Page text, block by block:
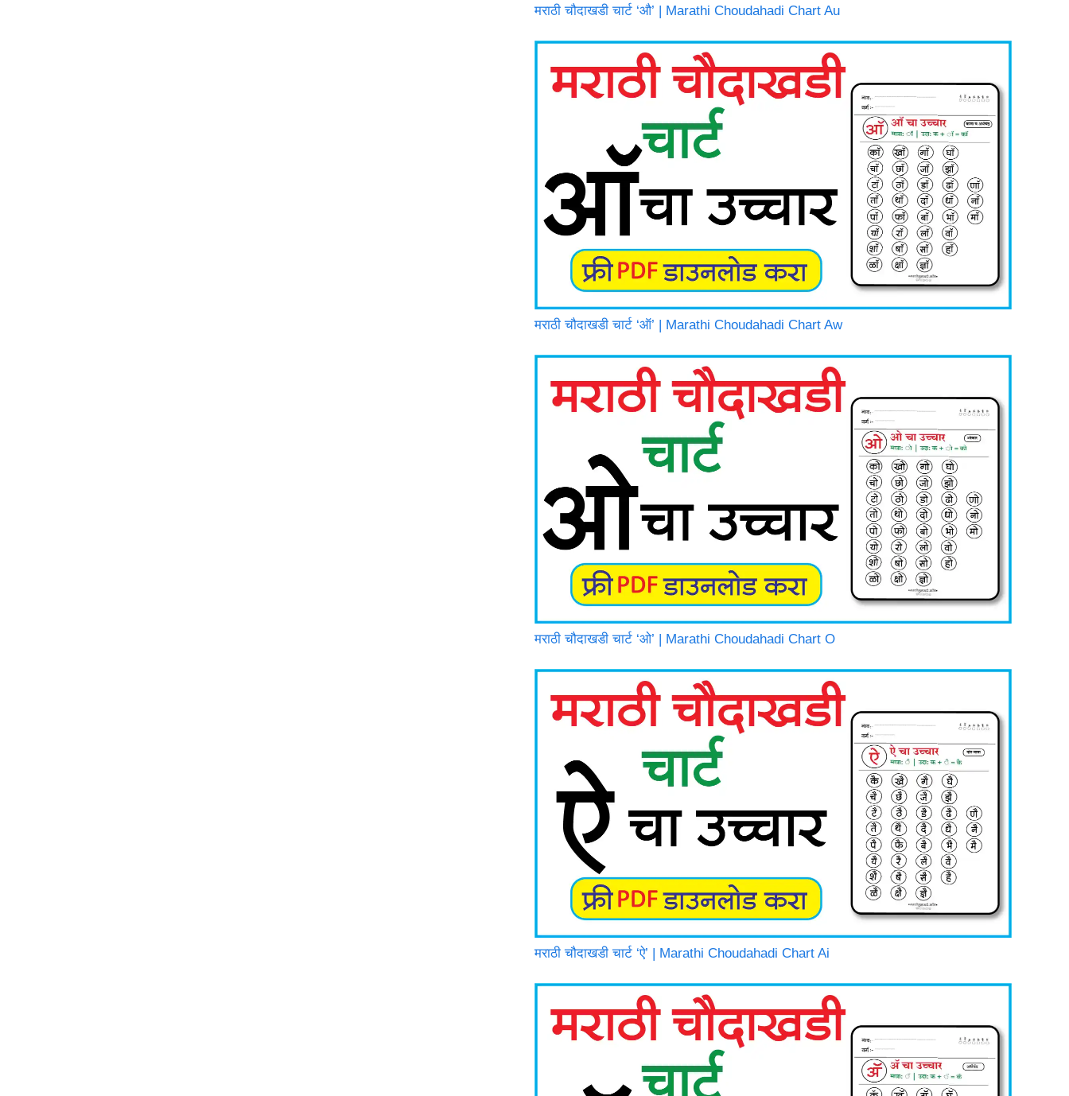
मराठी चौदाखडी चार्ट ‘औ’ | Marathi Choudahadi Chart Au
मराठी चौदाखडी चार्ट ‘ऑ’ | Marathi Choudahadi Chart Aw
मराठी चौदाखडी चार्ट ‘ओ’ | Marathi Choudahadi Chart O
मराठी चौदाखडी चार्ट ‘ऐ’ | Marathi Choudahadi Chart Ai